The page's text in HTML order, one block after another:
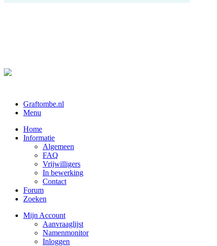
Graftombe.nl
Menu
Home
Informatie
Algemeen
FAQ
Vrijwilligers
In bewerking
Contact
Forum
Zoeken
Mijn Account
Aanvraaglijst
Namenmonitor
Inloggen